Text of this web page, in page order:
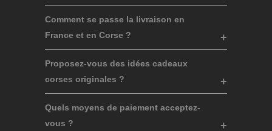
Comment se passe la livraison en
France et en Corse ?
Proposez-vous des idées cadeaux
corses originales ?
Quels moyens de paiement acceptez-
vous ?